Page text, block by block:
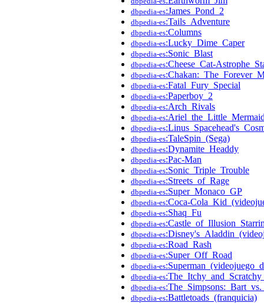
dbpedia-es:James_Pond_2
dbpedia-es:Tails_Adventure
dbpedia-es:Columns
dbpedia-es:Lucky_Dime_Caper
dbpedia-es:Sonic_Blast
dbpedia-es:Cheese_Cat-
dbpedia-es
dbpedia-es:Fatal_Fury_Special
dbpedia-es:Paperboy_2
dbpedia-es:Arch_Rivals
dbpedia-es
dbpedia-es
dbpedia-es:TaleSpin_(Sega)
dbpedia-es:Dynamite_Headdy
dbpedia-es:Pac-Man
dbpedia-es:Sonic_Triple_Trouble
dbpedia-es:Streets_of_Rage
dbpedia-es:Super_Monaco_GP
dbpedia-es:Coca-
dbpedia-es:Shaq_Fu
dbpedia-es
dbpedia-es
dbpedia-es:Road_Rash
dbpedia-es:Super_Off_Road
dbpedia-es
dbpedia-es
dbpedia-es
dbpedia-es:Battletoads_(franquicia)